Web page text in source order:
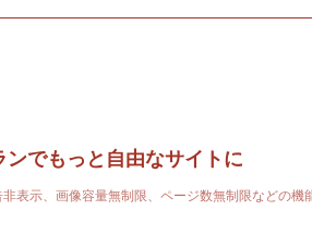
でもっと自由なサイトに
表示、画像容量無制限、ページ数無制限などの機